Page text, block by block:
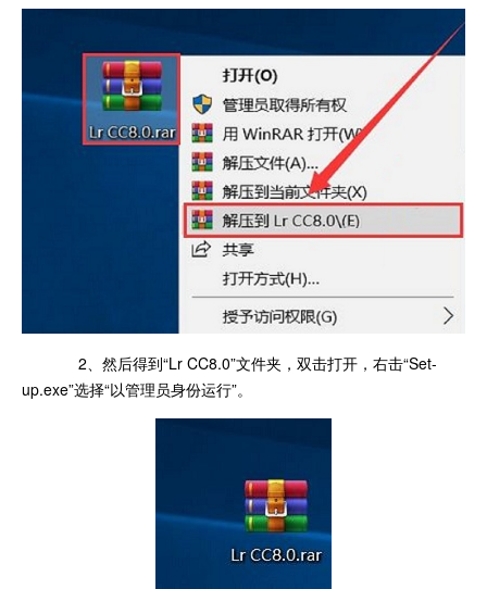
2、然后得到“Lr CC8.0”文件夹，双击打开，右击“Set-
up.exe”选择“以管理员身份运行”。